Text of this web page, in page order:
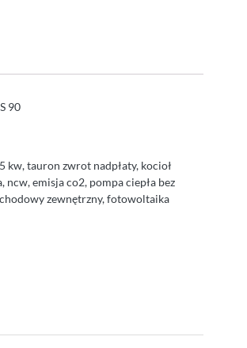
90
kw, tauron zwrot nadpłaty, kocioł
emisja co2, pompa ciepła bez
zewnętrzny, fotowoltaika